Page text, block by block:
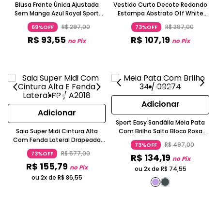
Blusa Frente Única Ajustada
Sem Manga Azul Royal Sport
Easy
69%OFF R$297,00
R$ 93,55 no Pix
Vestido Curto Decote Redondo
Estampa Abstrato Off White
Sport Easy
73%OFF R$397,00
R$ 107,19 no Pix
Adicionar
Saia Super Midi Cintura Alta
Com Fenda Lateral Drapeada
Rosa Vibrante
73%OFF R$577,00
R$ 155,79 no Pix
ou 2x de R$ 86,55
Adicionar
Sport Easy Sandália Meia Pata
Com Brilho Salto Bloco Rosa
Metálico
73%OFF R$497,00
R$ 134,19 no Pix
ou 2x de R$ 74,55